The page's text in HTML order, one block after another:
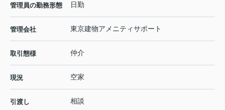
管理員の勤務形態 日勤
管理会社 東京建物アメニティサポート
取引態様 仲介
現況 空家
引渡し 相談